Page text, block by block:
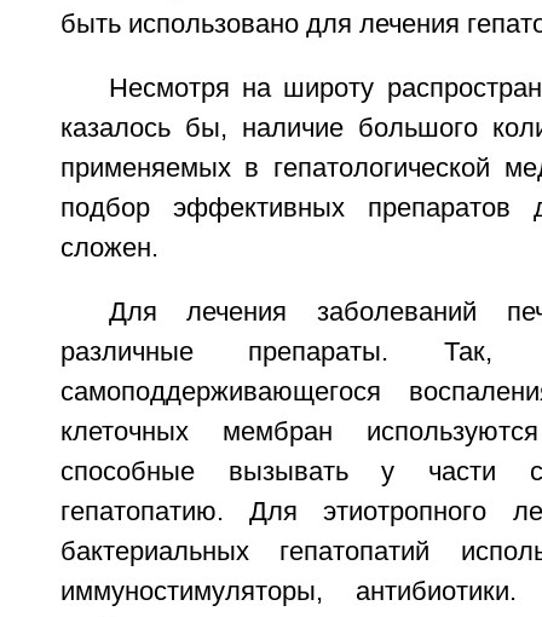
быть использовано для лечения
Несмотря на широту
казалось бы, наличие большого
применяемых в гепатологической
подбор эффективных препаратов
сложен.
Для лечения заболеваний
различные препараты. Так,
самоподдерживающегося
клеточных мембран
способные вызывать у части
гепатопатию. Для этиотропного
бактериальных гепатопатий
иммуностимуляторы,